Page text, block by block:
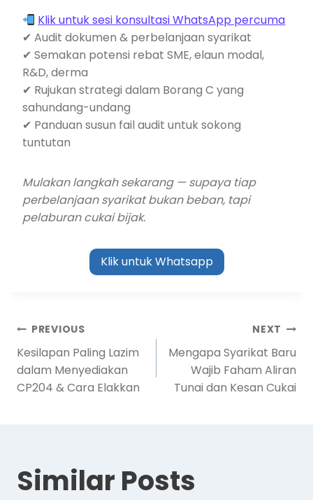
Klik untuk sesi konsultasi WhatsApp percuma
✔ Audit dokumen & perbelanjaan syarikat
✔ Semakan potensi rebat SME, elaun modal,
R&D, derma
✔ Rujukan strategi dalam Borang C yang
sahundang-undang
✔ Panduan susun fail audit untuk sokong
tuntutan
Mulakan langkah sekarang — supaya tiap
perbelanjaan syarikat bukan beban, tapi
pelaburan cukai bijak.
Klik untuk Whatsapp
PREVIOUS
Kesilapan Paling Lazim
dalam Menyediakan
CP204 & Cara Elakkan
NEXT
Mengapa Syarikat Baru
Wajib Faham Aliran
Tunai dan Kesan Cukai
Similar Posts